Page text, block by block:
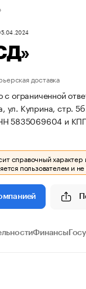
доставка
ограниченной
ул. Куприна, стр.
5835069604 и
справочный характер
пользователем и
Финансы